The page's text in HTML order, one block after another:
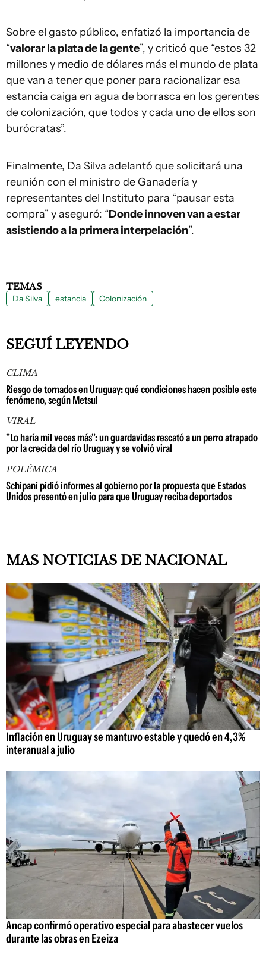
Sobre el gasto público, enfatizó la importancia de
“valorar la plata de la gente”, y criticó que “estos 32
millones y medio de dólares más el mundo de plata
que van a tener que poner para racionalizar esa
estancia caiga en agua de borrasca en los gerentes
de colonización, que todos y cada uno de ellos son
burócratas”.
Finalmente, Da Silva adelantó que solicitará una
reunión con el ministro de Ganadería y
representantes del Instituto para “pausar esta
compra” y aseguró: “Donde innoven van a estar
asistiendo a la primera interpelación”.
TEMAS
Da Silva estancia Colonización
SEGUÍ LEYENDO
CLIMA
Riesgo de tornados en Uruguay: qué condiciones hacen posible este
fenómeno, según Metsul
VIRAL
"Lo haría mil veces más": un guardavidas rescató a un perro atrapado
por la crecida del río Uruguay y se volvió viral
POLÉMICA
Schipani pidió informes al gobierno por la propuesta que Estados
Unidos presentó en julio para que Uruguay reciba deportados
MAS NOTICIAS DE NACIONAL
Inflación en Uruguay se mantuvo estable y quedó en 4,3%
interanual a julio
Ancap confirmó operativo especial para abastecer vuelos
durante las obras en Ezeiza